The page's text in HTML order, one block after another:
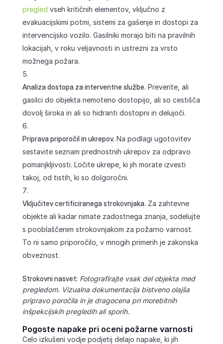
pregled vseh kritičnih elementov, vključno z
evakuacijskimi potmi, sistemi za gašenje in dostopi za
intervencijsko vozilo. Gasilniki morajo biti na pravilnih
lokacijah, v roku veljavnosti in ustrezni za vrsto
možnega požara.
Analiza dostopa za interventne službe. Preverite, ali
gasilci do objekta nemoteno dostopijo, ali so cestišča
dovolj široka in ali so hidranti dostopni in delujoči.
Priprava priporočil in ukrepov. Na podlagi ugotovitev
sestavite seznam prednostnih ukrepov za odpravo
pomanjkljivosti. Ločite ukrepe, ki jih morate izvesti
takoj, od tistih, ki so dolgoročni.
Vključitev certificiranega strokovnjaka. Za zahtevne
objekte ali kadar nimate zadostnega znanja, sodelujte
s pooblaščenim strokovnjakom za požarno varnost.
To ni samo priporočilo, v mnogih primerih je zakonska
obveznost.
Strokovni nasvet: Fotografirajte vsak del objekta med
pregledom. Vizualna dokumentacija bistveno olajša
pripravo poročila in je dragocena pri morebitnih
inšpekcijskih pregledih ali sporih.
Pogoste napake pri oceni požarne varnosti
Celo izkušeni vodje podjetij delajo napake, ki jih